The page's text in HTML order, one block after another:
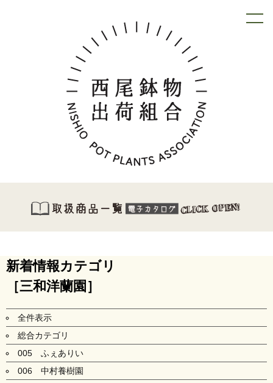
新着情報カテゴリ
［三和洋蘭園］
全件表示
総合カテゴリ
005 ふぇありい
006 中村養樹園